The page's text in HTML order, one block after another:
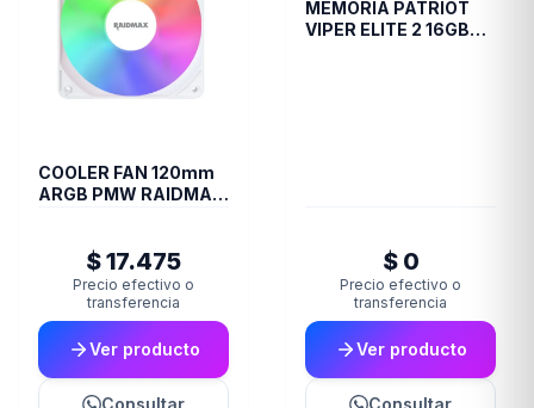
COOLER FAN 120mm
ARGB PMW RAIDMAX
$ 17.475
Precio efectivo o
transferencia
Ver producto
Consultar
MEMORIA PATRIOT
VIPER ELITE 2 16GB
$ 0
Precio efectivo o
transferencia
Ver producto
Consultar